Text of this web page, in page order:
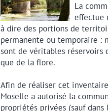
La
effectue
à dire des portions de
permanente ou temporaire :
sont de véritables réservoirs
que de la flore.
Afin de réaliser cet
Moselle a autorisé la
propriétés privées (sauf